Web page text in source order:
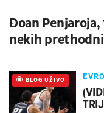
Đoan
nekih
UŽIVO
BLOG UŽIVO